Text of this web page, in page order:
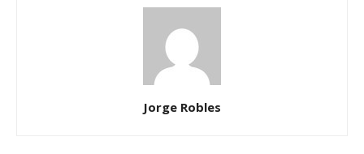
Jorge Robles